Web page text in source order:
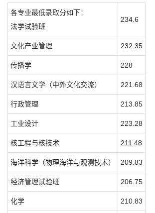
各专业最低录取分如下：
法学试验班
234.6
文化产业管理 232.35
传播学 228
汉语言文学（中外文化交流） 221.68
行政管理 213.85
工业设计 223.28
核工程与核技术 211.48
海洋科学（物理海洋与观测技术） 209.83
经济管理试验班 206.75
化学 210.83